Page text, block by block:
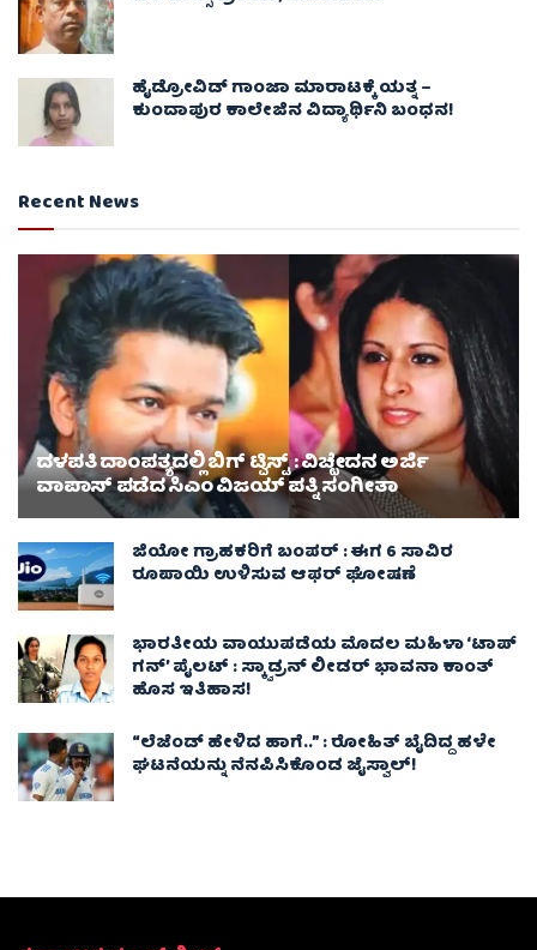
ಹೈಡ್ರೋವಿಡ್ ಗಾಂಜಾ ಮಾರಾಟಕ್ಕೆ ಯತ್ನ –
ಕುಂದಾಪುರ ಕಾಲೇಜಿನ ವಿದ್ಯಾರ್ಥಿನಿ ಬಂಧನ!
Recent News
ದಳಪತಿ ದಾಂಪತ್ಯದಲ್ಲಿ ಬಿಗ್ ಟ್ವಿಸ್ಟ್ : ವಿಚ್ಛೇದನ ಅರ್ಜಿ
ವಾಪಾಸ್‌ ಪಡೆದ ಸಿಎಂ ವಿಜಯ್ ಪತ್ನಿ ಸಂಗೀತಾ‌
ಜಿಯೋ ಗ್ರಾಹಕರಿಗೆ ಬಂಪರ್ : ಈಗ 6 ಸಾವಿರ
ರೂಪಾಯಿ ಉಳಿಸುವ ಆಫರ್ ಘೋಷಣೆ
ಭಾರತೀಯ ವಾಯುಪಡೆಯ ಮೊದಲ ಮಹಿಳಾ ‘ಟಾಪ್
ಗನ್’ ಪೈಲಟ್ : ಸ್ಕ್ವಾಡ್ರನ್ ಲೀಡರ್ ಭಾವನಾ ಕಾಂತ್
ಹೊಸ ಇತಿಹಾಸ!
“ಲೆಜೆಂಡ್ ಹೇಳಿದ ಹಾಗೆ..” : ರೋಹಿತ್ ಬೈದಿದ್ದ ಹಳೇ
ಘಟನೆಯನ್ನು ನೆನಪಿಸಿಕೊಂಡ ಜೈಸ್ವಾಲ್!